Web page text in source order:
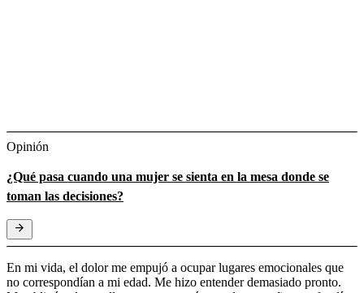
Opinión
¿Qué pasa cuando una mujer se sienta en la mesa donde se
toman las decisiones?
En mi vida, el dolor me empujó a ocupar lugares emocionales que
no correspondían a mi edad. Me hizo entender demasiado pronto.